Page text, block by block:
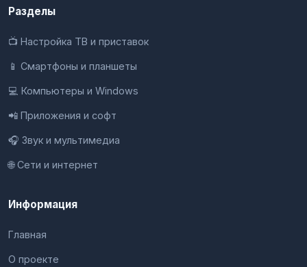
Разделы
📺 Настройка ТВ и приставок
📱 Смартфоны и планшеты
💻 Компьютеры и Windows
📲 Приложения и софт
🎧 Звук и мультимедиа
🌐 Сети и интернет
Информация
Главная
О проекте